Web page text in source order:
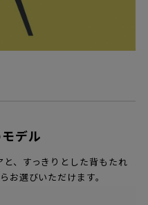
デル
、すっきりとした背もたれ
お選びいただけます。